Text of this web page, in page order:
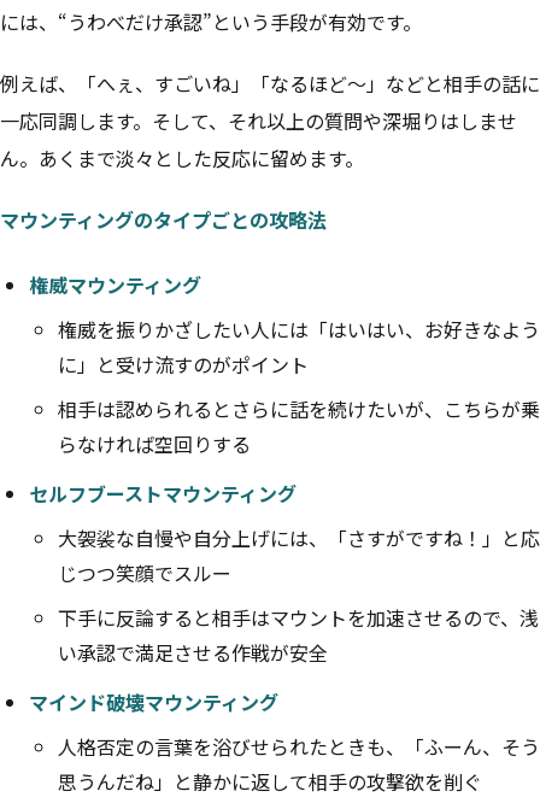
には、“うわべだけ承認”という手段が有効です。
例えば、「へぇ、すごいね」「なるほど〜」などと相手の話に
一応同調します。そして、それ以上の質問や深堀りはしませ
ん。あくまで淡々とした反応に留めます。
マウンティングのタイプごとの攻略法
権威マウンティング
権威を振りかざしたい人には「はいはい、お好きなよう
に」と受け流すのがポイント
相手は認められるとさらに話を続けたいが、こちらが乗
らなければ空回りする
セルフブーストマウンティング
大袈裟な自慢や自分上げには、「さすがですね！」と応
じつつ笑顔でスルー
下手に反論すると相手はマウントを加速させるので、浅
い承認で満足させる作戦が安全
マインド破壊マウンティング
人格否定の言葉を浴びせられたときも、「ふーん、そう
思うんだね」と静かに返して相手の攻撃欲を削ぐ